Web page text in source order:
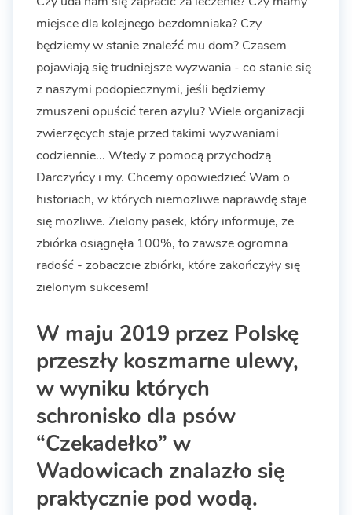
miejsce dla kolejnego bezdomniaka? Czy
będziemy w stanie znaleźć mu dom? Czasem
pojawiają się trudniejsze wyzwania - co stanie się
z naszymi podopiecznymi, jeśli będziemy
zmuszeni opuścić teren azylu? Wiele organizacji
zwierzęcych staje przed takimi wyzwaniami
codziennie... Wtedy z pomocą przychodzą
Darczyńcy i my. Chcemy opowiedzieć Wam o
historiach, w których niemożliwe naprawdę staje
się możliwe. Zielony pasek, który informuje, że
zbiórka osiągnęła 100%, to zawsze ogromna
radość - zobaczcie zbiórki, które zakończyły się
zielonym sukcesem!
W maju 2019 przez Polskę
przeszły koszmarne ulewy,
w wyniku których
schronisko dla psów
“Czekadełko” w
Wadowicach znalazło się
praktycznie pod wodą.